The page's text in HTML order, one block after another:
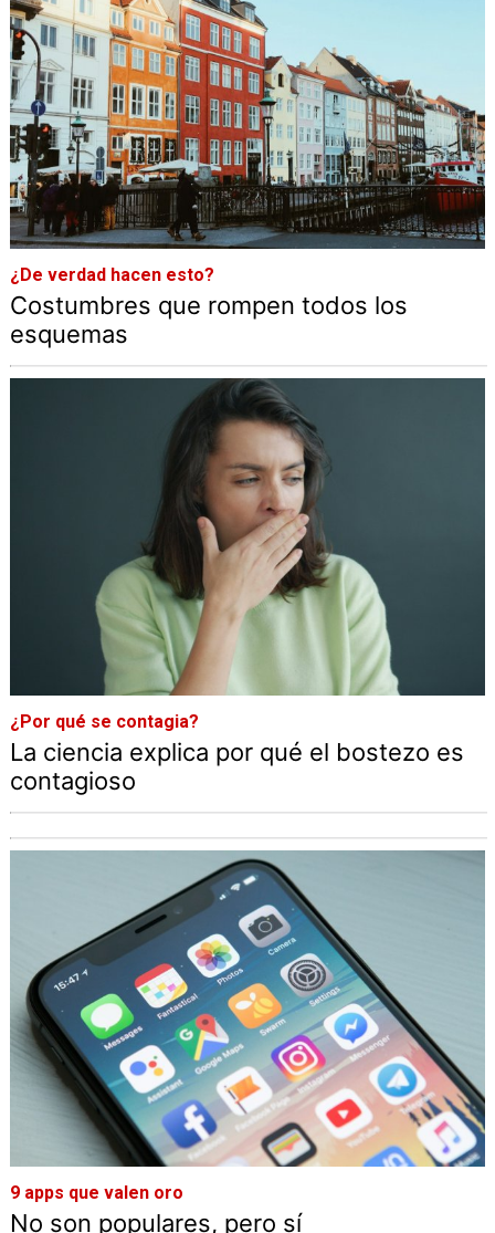
¿De verdad hacen esto?
Costumbres que rompen todos los
esquemas
¿Por qué se contagia?
La ciencia explica por qué el bostezo es
contagioso
9 apps que valen oro
No son populares, pero sí